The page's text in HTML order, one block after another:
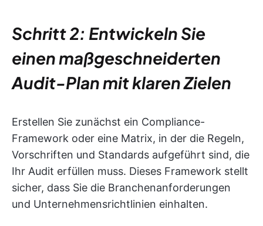
Schritt 2: Entwickeln Sie
einen maßgeschneiderten
Audit-Plan mit klaren Zielen
Erstellen Sie zunächst ein Compliance-
Framework oder eine Matrix, in der die Regeln,
Vorschriften und Standards aufgeführt sind, die
Ihr Audit erfüllen muss. Dieses Framework stellt
sicher, dass Sie die Branchenanforderungen
und Unternehmensrichtlinien einhalten.